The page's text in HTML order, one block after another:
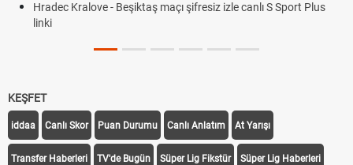
Hradec Kralove - Beşiktaş maçı şifresiz izle canlı S Sport Plus
linki
KEŞFET
iddaa Canlı Skor Puan Durumu Canlı Anlatım At Yarışı
Transfer Haberleri TV'de Bugün Süper Lig Fikstür Süper Lig Haberleri